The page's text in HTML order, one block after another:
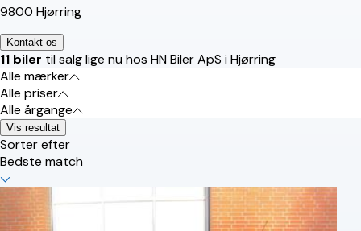
9800 Hjørring
Kontakt os
11 biler til salg lige nu hos HN Biler ApS i Hjørring
Alle mærker
Alle priser
Alle årgange
Vis resultat
Sorter efter
Bedste match